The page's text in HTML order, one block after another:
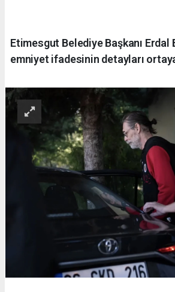
Etimesgut Belediye Başkanı Erdal
emniyet ifadesinin detayları